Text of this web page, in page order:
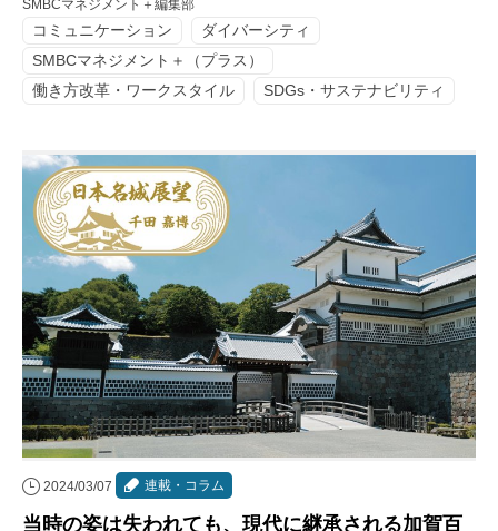
SMBCマネジメント＋編集部
コミュニケーション
ダイバーシティ
SMBCマネジメント＋（プラス）
働き方改革・ワークスタイル
SDGs・サステナビリティ
2024/03/07 連載・コラム
当時の姿は失われても、現代に継承される加賀百